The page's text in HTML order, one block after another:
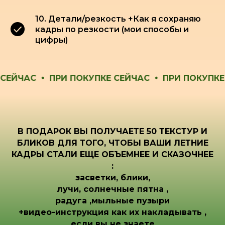
10. Детали/резкость +Как я сохраняю
кадры по резкости (мои способы и
цифры)
ПРИ ПОКУПКЕ СЕЙЧАС ПРИ ПОКУПКЕ
В ПОДАРОК ВЫ ПОЛУЧАЕТЕ 50 ТЕКСТУР И
БЛИКОВ ДЛЯ ТОГО, ЧТОБЫ ВАШИ ЛЕТНИЕ
КАДРЫ СТАЛИ ЕЩЕ ОБЪЕМНЕЕ И СКАЗОЧНЕЕ
:
засветки, блики,
лучи, солнечные пятна ,
радуга ,мыльные пузыри
+видео-инструкция как их накладывать ,